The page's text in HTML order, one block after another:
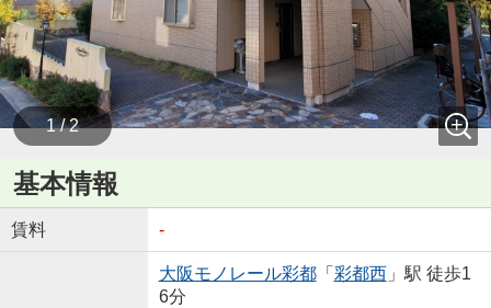
1 / 2
基本情報
賃料 -
大阪モノレール彩都「 彩都西」駅 徒歩1
6分